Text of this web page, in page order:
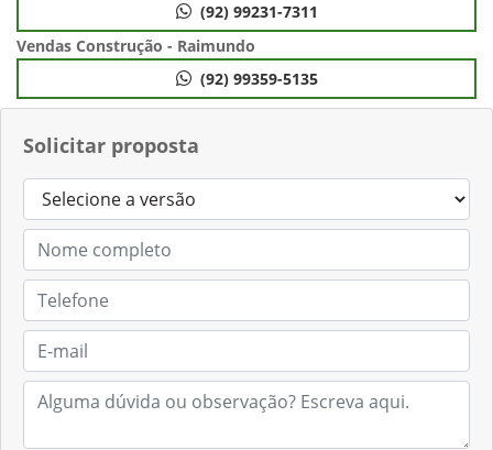
Solicitar proposta
(92) 99231-7311
Vendas Construção - Raimundo
(92) 99359-5135